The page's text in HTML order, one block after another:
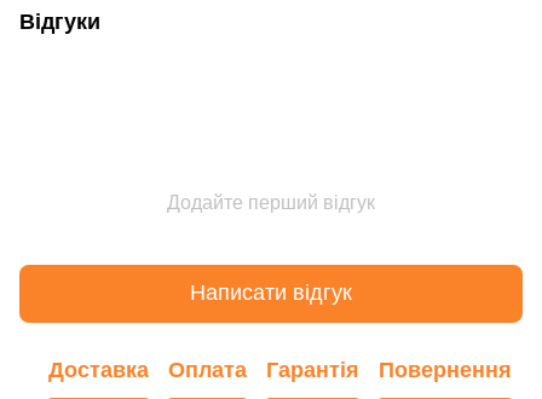
Відгуки
Додайте перший відгук
Написати відгук
Доставка Оплата Гарантія Повернення